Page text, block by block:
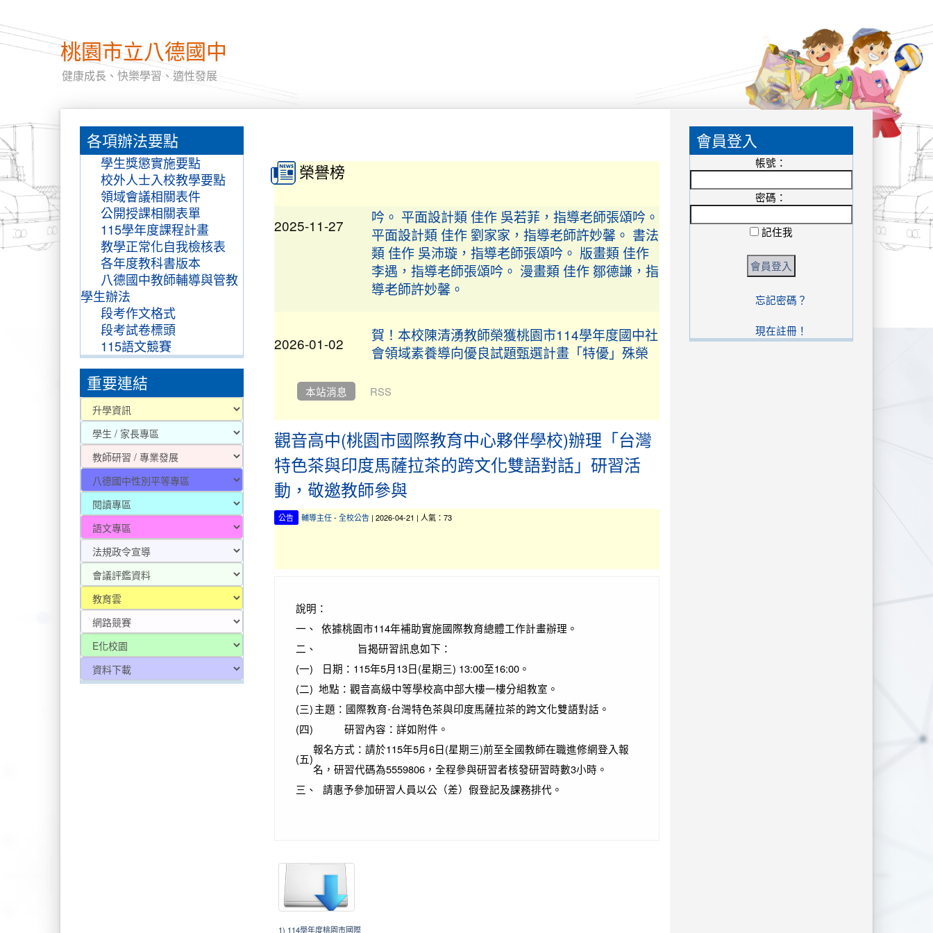
桃園市立八德國中
健康成長、快樂學習、適性發展
各項辦法要點
學生獎懲實施要點
校外人士入校教學要點
領域會議相關表件
公開授課相關表單
115學年度課程計畫
教學正常化自我檢核表
各年度教科書版本
八德國中教師輔導與管教
學生辦法
段考作文格式
段考試卷標頭
115語文競賽
重要連結
榮譽榜
賽 榮獲優異成績。 恭喜獲獎學生，感謝指導老師
平面設計類 佳作 劉家家，指導老師許妙馨。 書法
類 佳作 吳沛璇，指導老師張頌吟。 版畫類 佳作
李遇，指導老師張頌吟。 漫畫類 佳作 鄒德謙，指
導老師許妙馨。
會領域素養導向優良試題甄選計畫「特優」殊榮
2025-12-26
同學榮獲東排灣族朗讀比賽優等，感謝排灣族陸
2025-12-03
本校擊劍隊參加 桃園市115年全國中等學校運動
會擊劍選拔賽，表現亮眼！
2025-12-03
狂賀田徑隊參加114屏東盃全國中小學田徑錦標賽
2025-11-27
公告
賀！本校參加 114 學年度全國學生美術比
賽 榮獲優異成績。 恭喜獲獎學生，感謝指導老師
辛勞付出！ 西畫類 佳作 黃科濬，指導老師張頌
吟。 平面設計類 佳作 吳若菲，指導老師張頌吟。
平面設計類 佳作 劉家家，指導老師許妙馨。 書法
類 佳作 吳沛璇，指導老師張頌吟。 版畫類 佳作
李遇，指導老師張頌吟。 漫畫類 佳作 鄒德謙，指
導老師許妙馨。
本站消息 RSS
觀音高中(桃園市國際教育中心夥伴學校)辦理「台灣
特色茶與印度馬薩拉茶的跨文化雙語對話」研習活
動，敬邀教師參與
公告 輔導主任- 全校公告| 2026-04-21 | 人氣：73
說明：
一、 依據桃園市114年補助實施國際教育總體工作計畫辦理。
二、
旨揭研習訊息如下：
(一)
日期：115年5月13日(星期三) 13:00至16:00。
(二) 地點：觀音高級中等學校高中部大樓一樓分組教室。
(三)主題：國際教育-台灣特色茶與印度馬薩拉茶的跨文化雙語對話。
(四)
研習內容：詳如附件。
(五)
報名方式：請於115年5月6日(星期三)前至全國教師在職進修網登入報
名，研習代碼為5559806，全程參與研習者核發研習時數3小時。
三、
請惠予參加研習人員以公（差）假登記及課務排代。
1) 114學年度桃園市國際
會員登入
帳號：
密碼：
記住我
忘記密碼？
現在註冊！